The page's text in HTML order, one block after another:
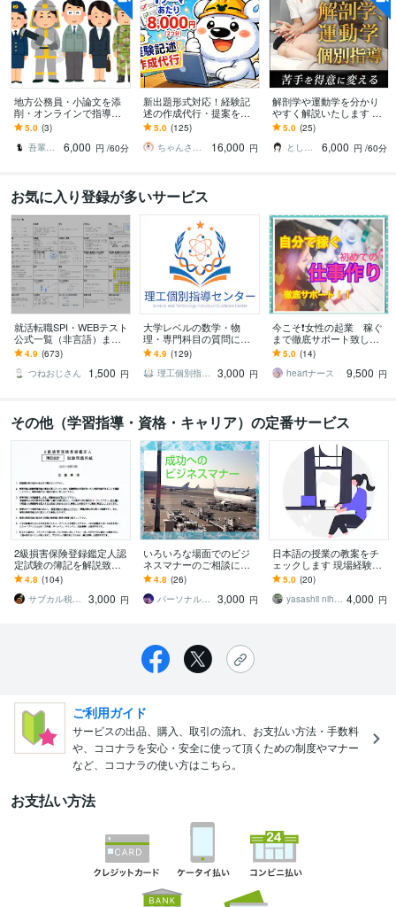
地方公務員・小論文を添
削・オンラインで指導し
ます 苦手意識を持つ方や
初心者にも、懇切・丁寧
に指導します。
5.0 (3)
吾輩は猫！
6,000 円 /60分
新出題形式対応！経験記
述の作成代行・提案をし
ます 土木施工管理技士の
経験記述が書けない方向
け※質問2つ分
5.0 (125)
ちゃんさと技師
16,000 円
解剖学や運動学を分かり
やすく解説いたします 運
動器認定理学療法士が図
解を用いて説明いたしま
す。
5.0 (25)
とし＠PT×Photographer
6,000 円 /60分
お気に入り登録が多いサービス
就活転職SPI・WEBテスト
公式一覧（非言語）ます
採用試験（新卒・キャリ
ア）の第一関門をサクッ
と突破したい人！
4.9 (673)
つねおじさん
1,500 円
大学レベルの数学・物
理・専門科目の質問に答
えます 試験問題・授業課
題・レポートなどに関す
る質問をぶつけて下さい
4.9 (129)
理工個別指導センター
3,000 円
今こそ❗️女性の起業 稼ぐ
まで徹底サポート致しま
す 「在宅わたしビジネ
ス」あなたの魅力を仕事
にかえて収入アップ♫
5.0 (14)
heartナース
9,500 円
その他（学習指導・資格・キャリア）の定番サービス
2級損害保険登録鑑定人認
定試験の簿記を解説致し
ます 簿記初心者でも合格
出来るように全力サポー
ト！
4.8 (104)
サブカル税理士
3,000 円
いろいろな場面でのビジ
ネスマナーのご相談に乗
ります 『ビジネスマナ
ー』をマスターすること
が成功への近道です
4.8 (26)
パーソナルサポートポルテ 長谷川
3,000 円
日本語の授業の教案をチ
ェックします 現場経験１
５年。マネージャー歴１
０年。全てに柔軟に対応
します
5.0 (20)
yasashii nihon go 4,000 円
ご利用ガイド
サービスの出品、購入、取引の流れ、お支払い方法・手数料
や、ココナラを安心・安全に使って頂くための制度やマナー
など、ココナラの使い方はこちら。
お支払い方法